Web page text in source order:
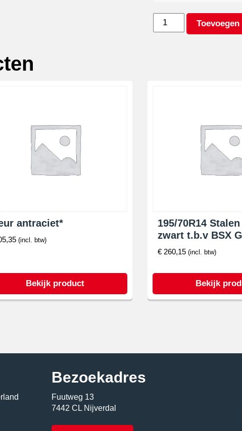
Aluminium
antraciet*
(incl. btw)
Bekijk product
195/70R14
zwart t.b.v BSX
€ 260,15 (incl. btw)
Bekijk
Bezoekadres
Fuutweg 13
7442 CL Nijverdal